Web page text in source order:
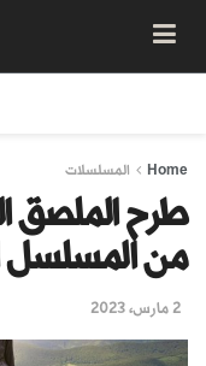
Home المسلسلات
طرح الملصق
من المسلسل
2 مارس، 2023